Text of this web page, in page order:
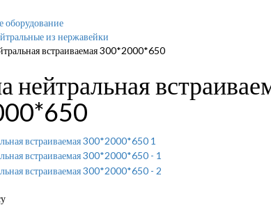
оборудование
из нержавейки
встраиваемая 300*2000*650
нейтральная